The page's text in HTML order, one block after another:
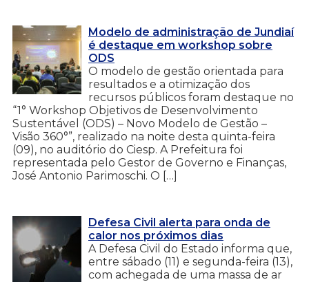
Modelo de administração de Jundiaí
é destaque em workshop sobre
ODS
O modelo de gestão orientada para
resultados e a otimização dos
recursos públicos foram destaque no
“1° Workshop Objetivos de Desenvolvimento
Sustentável (ODS) – Novo Modelo de Gestão –
Visão 360°”, realizado na noite desta quinta-feira
(09), no auditório do Ciesp. A Prefeitura foi
representada pelo Gestor de Governo e Finanças,
José Antonio Parimoschi. O […]
Defesa Civil alerta para onda de
calor nos próximos dias
A Defesa Civil do Estado informa que,
entre sábado (11) e segunda-feira (13),
com achegada de uma massa de ar